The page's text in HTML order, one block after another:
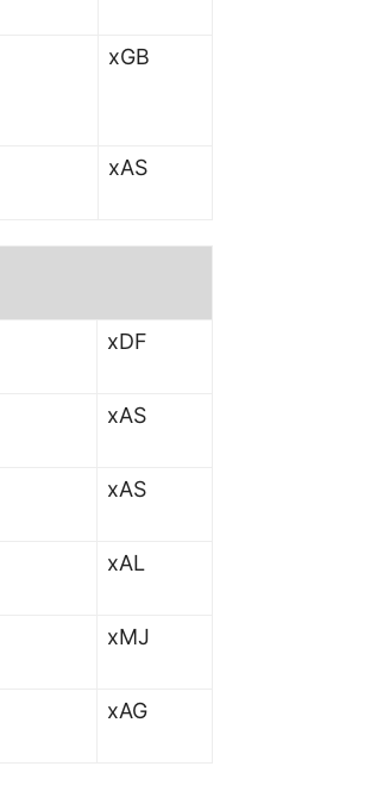
xGB
xAS
xDF
xAS
xAS
xAL
xMJ
xAG